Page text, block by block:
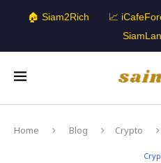
🏠 Siam2Rich 📈
Home Blog Crypto